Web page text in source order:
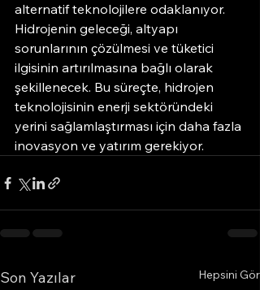
alternatif teknolojilere odaklanıyor.
Hidrojenin geleceği, altyapı
sorunlarının çözülmesi ve tüketici
ilgisinin artırılmasına bağlı olarak
şekillenecek. Bu süreçte, hidrojen
teknolojisinin enerji sektöründeki
yerini sağlamlaştırması için daha fazla
inovasyon ve yatırım gerekiyor.
Son Yazılar Hepsini Gör